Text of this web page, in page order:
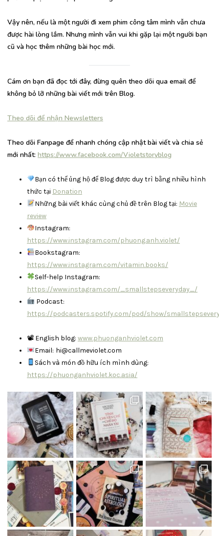
Vậy nên, nếu là một người đi xem phim công tâm mình vẫn chưa
được hài lòng lắm. Nhưng mình vẫn vui khi gặp lại một người bạn
cũ và học thêm những bài học mới.
Cám ơn bạn đã đọc tới đây, đừng quên theo dõi qua email để
không bỏ lỡ những bài viết mới trên Blog.
Theo dõi để nhận Newsletters
Theo dõi Fanpage để nhanh chóng cập nhật bài viết và chia sẻ
mới nhất: https://www.facebook.com/Violetstoryblog
Bạn có thể ủng hộ để Blog được duy trì bằng nhiều hình
thức tại Donation
Những bài viết khác cùng chủ đề trên Blog tại: Movie
review
Instagram:
https://www.instagram.com/phuong.anh.violet/
Bookstagram:
https://www.instagram.com/vitamin.books/
Self-help Instagram:
https://www.instagram.com/_smallstepseveryday_/
Podcast:
https://podcasters.spotify.com/pod/show/
📽 English blog: www.phuonganhviolet.com
Email: hi@callmeviolet.com
Sách và món đồ hữu ích mình dùng:
https://phuonganhviolet.koc.asia/